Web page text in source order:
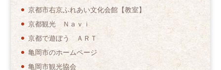
京都市右京ふれあい文化会館【教室】
京都観光 Ｎａｖｉ
京都で遊ぼう ＡＲＴ
亀岡市のホームページ
亀岡市観光協会